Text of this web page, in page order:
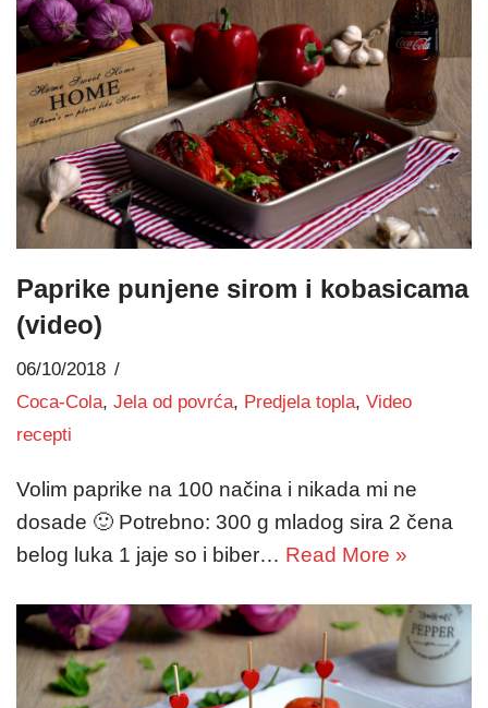
Paprike punjene sirom i kobasicama
(video)
06/10/2018
Coca-Cola, Jela od povrća, Predjela topla, Video
recepti
Volim paprike na 100 načina i nikada mi ne
dosade 🙂 Potrebno: 300 g mladog sira 2 čena
belog luka 1 jaje so i biber… Read More »